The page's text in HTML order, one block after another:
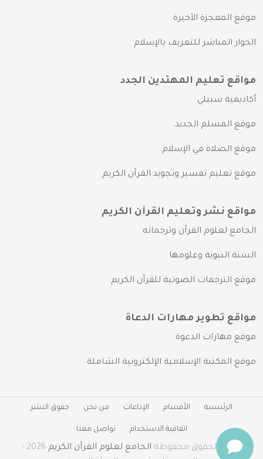
موقع المعجزة الأخيرة
الحوار المباشر للتعريف بالإسلام
مواقع تعليم المهتدين الجدد
أكاديمية سبيلي
موقع المسلم الجديد
موقع الصلاة في الإسلام
موقع تعليم تفسير وتجويد القرآن الكريم
مواقع نشر وتعليم القرآن الكريم
الجامع لعلوم القرآن وترجماته
السنة النبوية وعلومها
موقع الترجمات الصوتية للقرآن الكريم
مواقع تطوير مهارات الدعاة
موقع مهارات الدعوة
موقع المكتبة الإسلامية الإلكترونية الشاملة
الرئيسية الأقسام الإذاعات من نحن حقوق النشر
اتفاقية الاستخدام تواصل معنا
جميع الحقوق محفوظة الجامع لعلوم القرآن الكريم
2026 -